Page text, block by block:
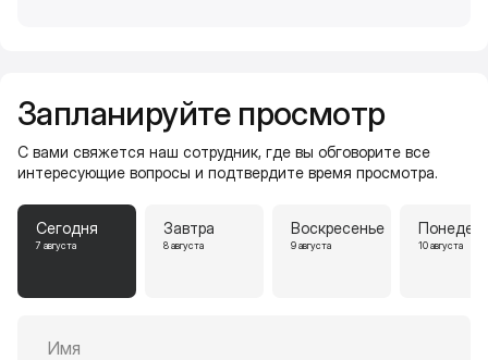
Запланируйте просмотр
С вами свяжется наш сотрудник, где вы обговорите все
интересующие вопросы и подтвердите время просмотра.
Сегодня
7 августа
Завтра
8 августа
Воскресенье
9 августа 10 августа
Имя